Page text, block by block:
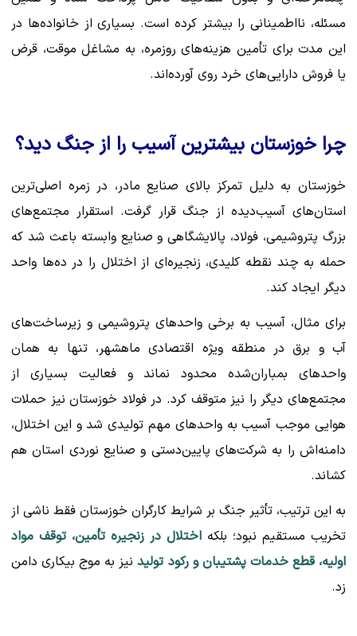
مسئله، نااطمینانی را بیشتر کرده است. بسیاری از خانواده‌ها در
این مدت برای تأمین هزینه‌های روزمره، به مشاغل موقت، قرض
یا فروش دارایی‌های خرد روی آورده‌اند.
چرا خوزستان بیشترین آسیب را از جنگ دید؟
خوزستان به دلیل تمرکز بالای صنایع مادر، در زمره اصلی‌ترین
استان‌های آسیب‌دیده از جنگ قرار گرفت. استقرار مجتمع‌های
بزرگ پتروشیمی، فولاد، پالایشگاهی و صنایع وابسته باعث شد که
حمله به چند نقطه کلیدی، زنجیره‌ای از اختلال را در ده‌ها واحد
دیگر ایجاد کند.
برای مثال، آسیب به برخی واحدهای پتروشیمی و زیرساخت‌های
آب و برق در منطقه ویژه اقتصادی ماهشهر، تنها به همان
واحدهای بمباران‌شده محدود نماند و فعالیت بسیاری از
مجتمع‌های دیگر را نیز متوقف کرد. در فولاد خوزستان نیز حملات
هوایی موجب آسیب به واحدهای مهم تولیدی شد و این اختلال،
دامنه‌اش را به شرکت‌های پایین‌دستی و صنایع نوردی استان هم
کشاند.
به این ترتیب، تأثیر جنگ بر شرایط کارگران خوزستان فقط ناشی از
تخریب مستقیم نبود؛ بلکه اختلال در زنجیره تأمین، توقف مواد
اولیه، قطع خدمات پشتیبان و رکود تولیدنیز به موج بیکاری دامن
زد.